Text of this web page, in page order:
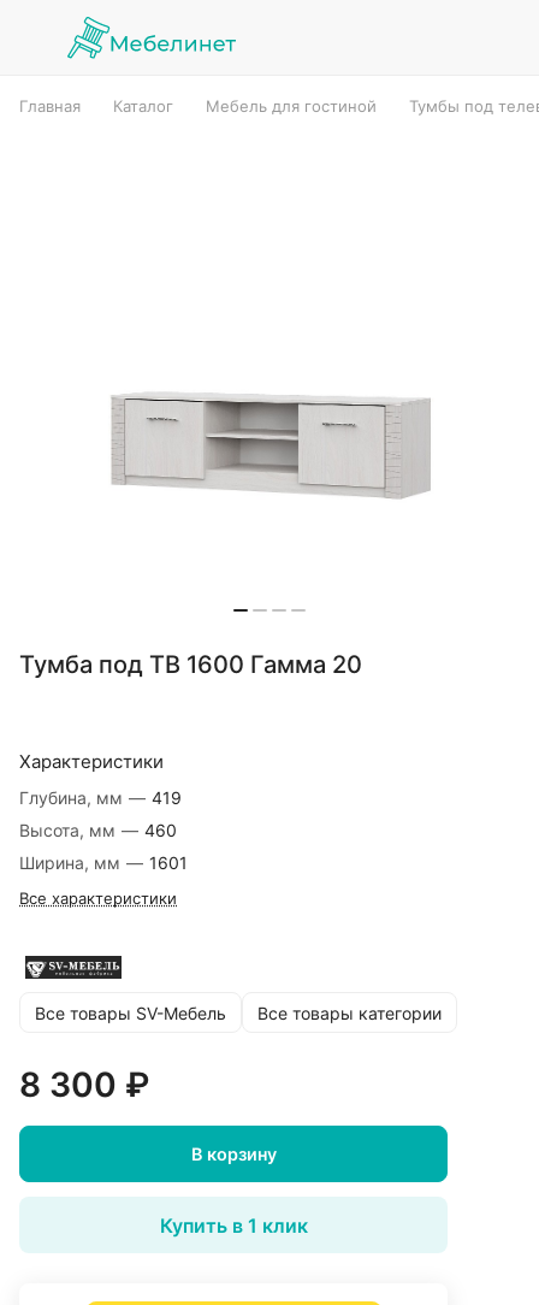
Главная Каталог Мебель для гостиной Тумбы под
Тумба под ТВ 1600 Гамма 20
Характеристики
Глубина, мм — 419
Высота, мм — 460
Ширина, мм — 1601
Все характеристики
Все товары SV-Мебель Все товары категории
8 300 ₽
В корзину
Купить в 1 клик